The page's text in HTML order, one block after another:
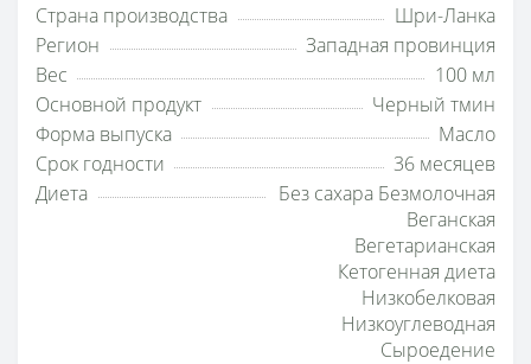
Страна производства
Шри-Ланка
Регион
Западная провинция
Вес
100 мл
Основной продукт
Черный тмин
Форма выпуска
Масло
Срок годности
36 месяцев
Диета
Без сахара Безмолочная
Веганская
Вегетарианская
Кетогенная диета
Низкобелковая
Низкоуглеводная
Сыроедение